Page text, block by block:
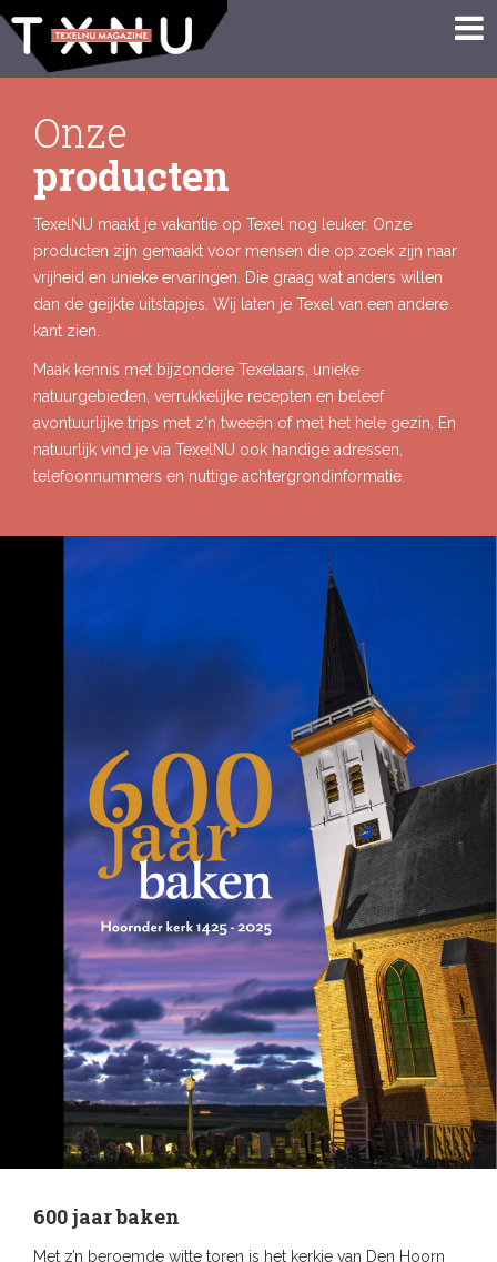
Onze
producten
TexelNU maakt je vakantie op Texel nog leuker. Onze
producten zijn gemaakt voor mensen die op zoek zijn naar
vrijheid en unieke ervaringen. Die graag wat anders willen
dan de geijkte uitstapjes. Wij laten je Texel van een andere
kant zien.
Maak kennis met bijzondere Texelaars, unieke
natuurgebieden, verrukkelijke recepten en beleef
avontuurlijke trips met z'n tweeën of met het hele gezin. En
natuurlijk vind je via TexelNU ook handige adressen,
telefoonnummers en nuttige achtergrondinformatie.
600 jaar baken
Met z’n beroemde witte toren is het kerkje van Den Hoorn